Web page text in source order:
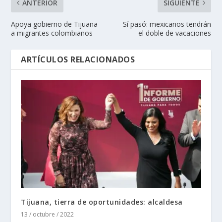
ANTERIOR
Apoya gobierno de Tijuana
a migrantes colombianos
SIGUIENTE
Sí pasó: mexicanos tendrán
el doble de vacaciones
ARTÍCULOS RELACIONADOS
Tijuana, tierra de oportunidades: alcaldesa
13 / octubre / 2022